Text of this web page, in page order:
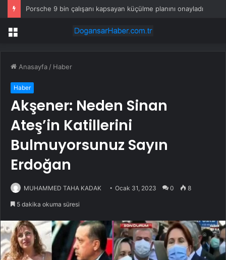
Porsche 9 bin çalışanı kapsayan küçülme planını onayladı
Menü
Anasayfa / Haber
Haber
Akşener: Neden Sinan
Ateş’in Katillerini
Bulmuyorsunuz Sayın
Erdoğan
MUHAMMED TAHA KADAK Ocak 31, 2023 0 8
5 dakika okuma süresi